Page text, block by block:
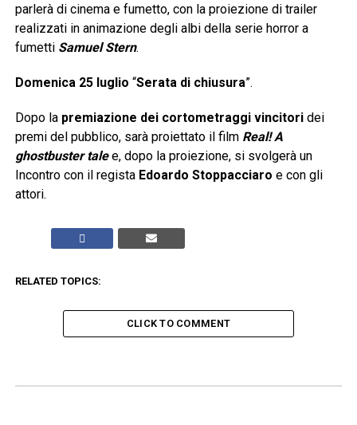
parlerà di cinema e fumetto, con la proiezione di trailer
realizzati in animazione degli albi della serie horror a
fumetti Samuel Stern.
Domenica 25 luglio “Serata di chiusura”.
Dopo la premiazione dei cortometraggi vincitoridei
premi del pubblico, sarà proiettato il film Real! A
ghostbuster talee, dopo la proiezione, si svolgerà un
Incontro con il regista Edoardo Stoppacciaro e con gli
attori.
RELATED TOPICS:
CLICK TO COMMENT